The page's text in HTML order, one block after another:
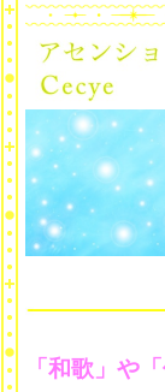
「和歌」や